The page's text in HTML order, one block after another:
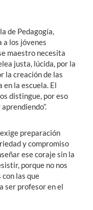
de Pedagogía,
a los jóvenes
maestro necesita
justa, lúcida, por la
la creación de las
la escuela. El
distingue, por eso
preparación
y compromiso
ese coraje sin la
porque no nos
las que
ser profesor en el